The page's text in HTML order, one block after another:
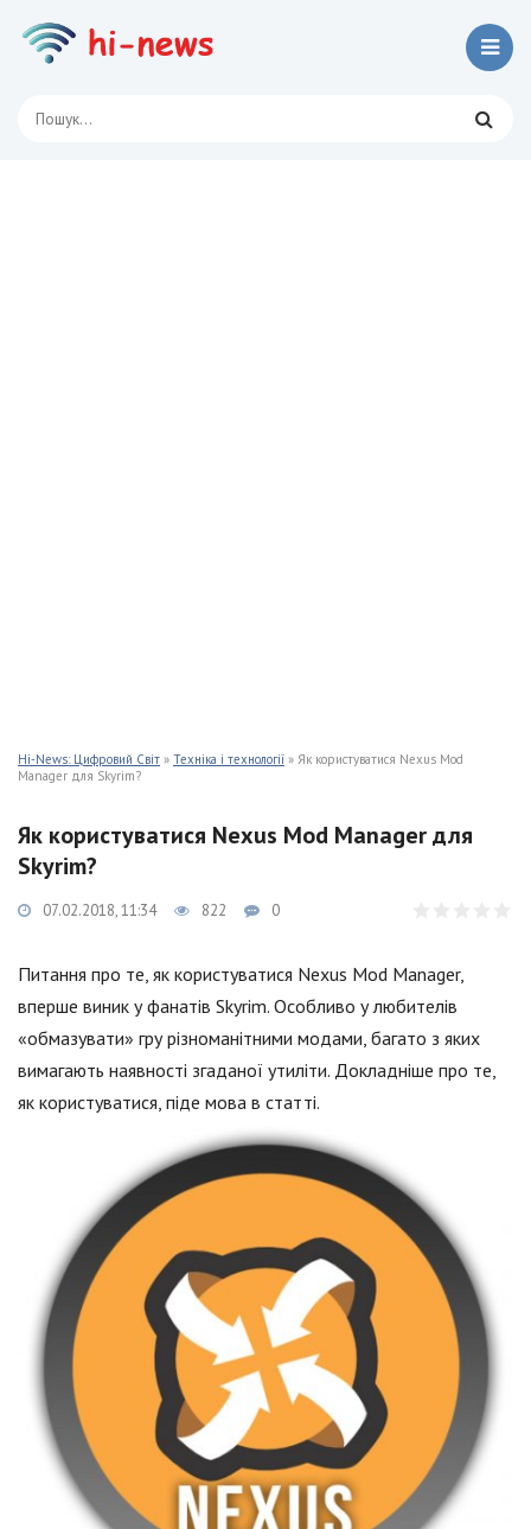
Hi-News: Цифровий Світ » Техніка і технології » Як користуватися Nexus Mod
Manager для Skyrim?
Як користуватися Nexus Mod Manager для
Skyrim?
07.02.2018, 11:34 822 0
Питання про те, як користуватися Nexus Mod Manager,
вперше виник у фанатів Skyrim. Особливо у любителів
«обмазувати» гру різноманітними модами, багато з яких
вимагають наявності згаданої утиліти. Докладніше про те,
як користуватися, піде мова в статті.